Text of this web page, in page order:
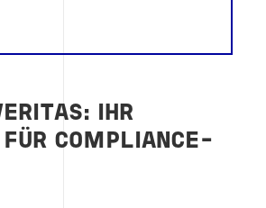
IHR
FÜR COMPLIANCE-